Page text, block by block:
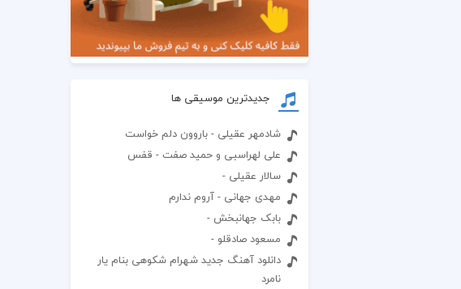
جدیدترین موسیقی ها
شادمهر عقیلی - باروون دلم خواست
علی لهراسبی و حمید صفت - قفس
سالار عقیلی -
مهدی جهانی - آروم ندارم
بابک جهانبخش -
مسعود صادقلو -
دانلود آهنگ جدید شهرام شکوهی بنام یار
نامرد